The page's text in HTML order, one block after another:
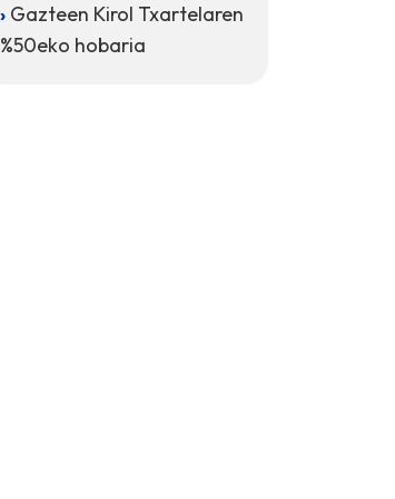
Gazteen Kirol Txartelaren
%50eko hobaria